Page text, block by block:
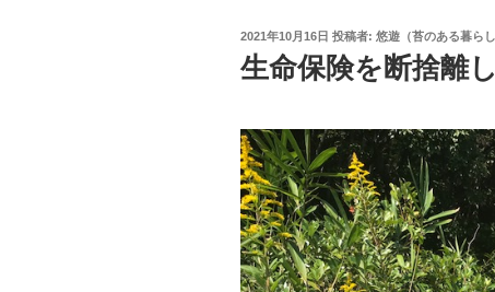
投
稿
日:
2021年10月16日 投稿者: 悠遊（苔のある暮らし
生命保険を断捨離